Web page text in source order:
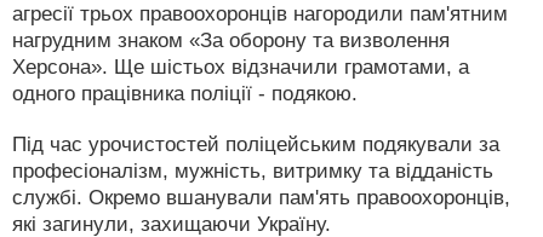
агресії трьох правоохоронців нагородили пам'ятним
нагрудним знаком «За оборону та визволення
Херсона». Ще шістьох відзначили грамотами, а
одного працівника поліції - подякою.
Під час урочистостей поліцейським подякували за
професіоналізм, мужність, витримку та відданість
службі. Окремо вшанували пам'ять правоохоронців,
які загинули, захищаючи Україну.